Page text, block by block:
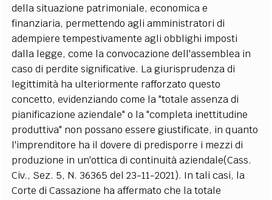
della situazione patrimoniale, economica e
finanziaria, permettendo agli amministratori di
adempiere tempestivamente agli obblighi imposti
dalla legge, come la convocazione dell'assemblea in
caso di perdite significative. La giurisprudenza di
legittimità ha ulteriormente rafforzato questo
concetto, evidenziando come la "totale assenza di
pianificazione aziendale" o la "completa inettitudine
produttiva" non possano essere giustificate, in quanto
l'imprenditore ha il dovere di predisporre i mezzi di
produzione in un'ottica di continuità aziendale(Cass.
Civ., Sez. 5, N. 36365 del 23-11-2021). In tali casi, la
Corte di Cassazione ha affermato che la totale